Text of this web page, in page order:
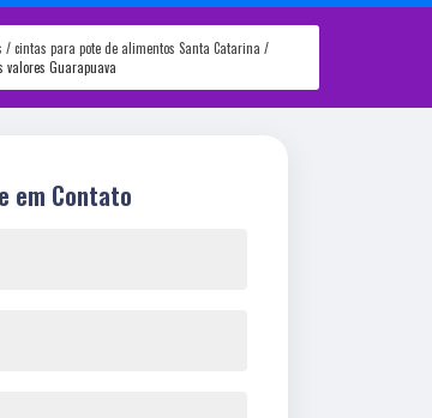
cintas para pote de alimentos Santa Catarina
valores Guarapuava
em Contato